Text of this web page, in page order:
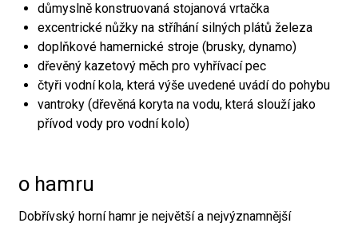
důmyslně konstruovaná stojanová vrtačka
excentrické nůžky na stříhání silných plátů železa
doplňkové hamernické stroje (brusky, dynamo)
dřevěný kazetový měch pro vyhřívací pec
čtyři vodní kola, která výše uvedené uvádí do pohybu
vantroky (dřevěná koryta na vodu, která slouží jako
přívod vody pro vodní kolo)
o hamru
Dobřívský horní hamr je největší a nejvýznamnější